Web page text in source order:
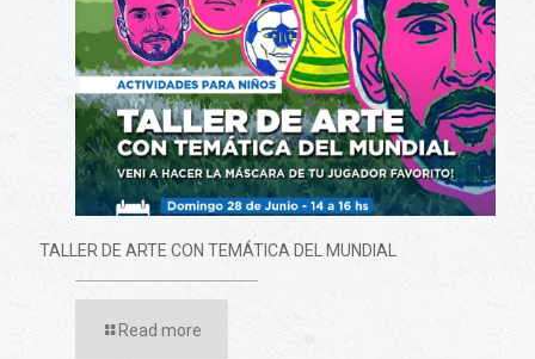
TALLER DE ARTE CON TEMÁTICA DEL MUNDIAL
Read more